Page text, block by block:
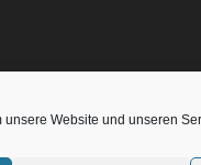
Website und unseren